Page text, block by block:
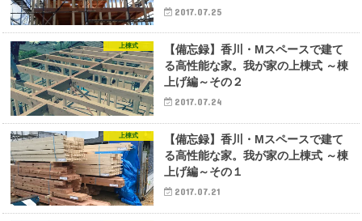
2017.07.25
上棟式
【備忘録】香川・Mスペースで建て
る高性能な家。我が家の上棟式 ～棟
上げ編～その２
2017.07.24
上棟式
【備忘録】香川・Mスペースで建て
る高性能な家。我が家の上棟式 ～棟
上げ編～その１
2017.07.21